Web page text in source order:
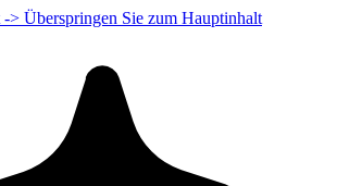
> Überspringen Sie zum Hauptinhalt